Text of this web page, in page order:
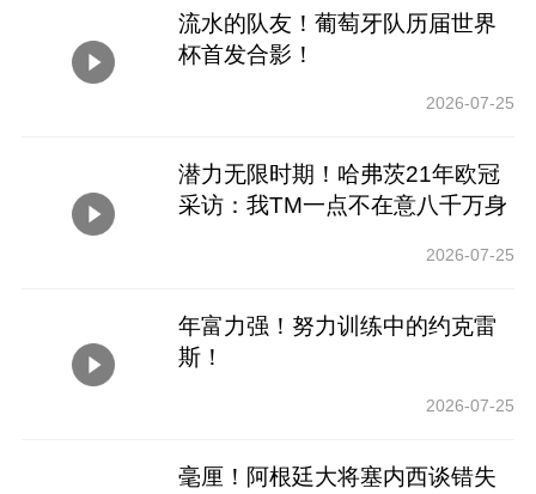
流水的队友！葡萄牙队历届世界
杯首发合影！
2026-07-25
潜力无限时期！哈弗茨21年欧冠
采访：我TM一点不在意八千万身
2026-07-25
年富力强！努力训练中的约克雷
斯！
2026-07-25
毫厘！阿根廷大将塞内西谈错失